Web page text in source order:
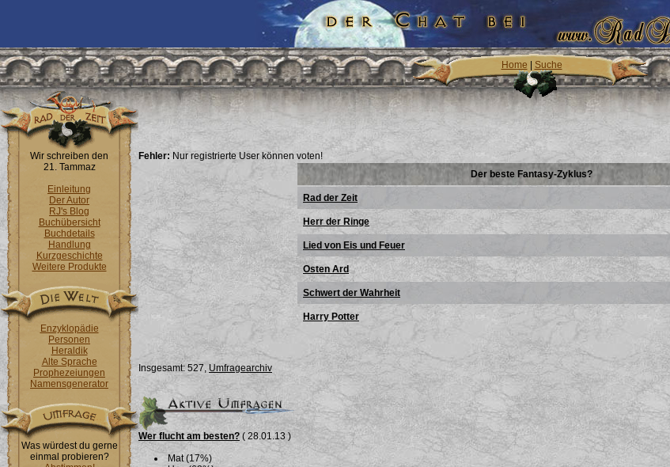
Home Suche
Wir schreiben den
21. Tammaz
Einleitung
Der Autor
RJ's Blog
Buchübersicht
Buchdetails
Handlung
Kurzgeschichte
Weitere Produkte
Enzyklopädie
Personen
Heraldik
Alte Sprache
Prophezeiungen
Namensgenerator
Was würdest du gerne
einmal probieren?
Fehler:Nur registrierte User können voten!
Der beste Fantasy-Zyklus?
Rad der Zeit
Herr der Ringe
Lied von Eis und Feuer
Osten Ard
Schwert der Wahrheit
Harry Potter
Insgesamt: 527, Umfragearchiv
Wer flucht am besten? ( 28.01.13 )
Mat (17%)